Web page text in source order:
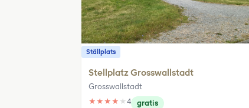
Ställplats
Stellplatz Grosswallstadt
Grosswallstadt
★ ★ ★ ★ ★ 4 gratis